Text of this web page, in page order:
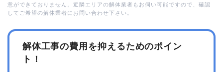
意ができておりません。近隣エリアの解体業者もお伺い可能ですので、確認
してご希望の解体業者にお問い合わせ下さい。
解体工事の費用を抑えるためのポイン
ト！